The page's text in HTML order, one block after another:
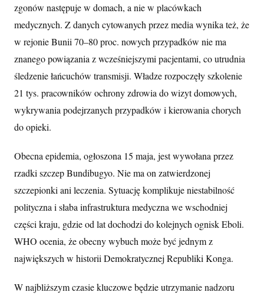
zgonów następuje w domach, a nie w placówkach
medycznych. Z danych cytowanych przez media wynika też, że
w rejonie Bunii 70–80 proc. nowych przypadków nie ma
znanego powiązania z wcześniejszymi pacjentami, co utrudnia
śledzenie łańcuchów transmisji. Władze rozpoczęły szkolenie
21 tys. pracowników ochrony zdrowia do wizyt domowych,
wykrywania podejrzanych przypadków i kierowania chorych
do opieki.
Obecna epidemia, ogłoszona 15 maja, jest wywołana przez
rzadki szczep Bundibugyo. Nie ma on zatwierdzonej
szczepionki ani leczenia. Sytuację komplikuje niestabilność
polityczna i słaba infrastruktura medyczna we wschodniej
części kraju, gdzie od lat dochodzi do kolejnych ognisk Eboli.
WHO ocenia, że obecny wybuch może być jednym z
największych w historii Demokratycznej Republiki Konga.
W najbliższym czasie kluczowe będzie utrzymanie nadzoru